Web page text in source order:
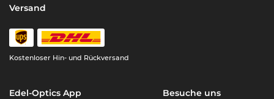
Versand
Kostenloser Hin- und Rückversand
Edel-Optics App Besuche uns